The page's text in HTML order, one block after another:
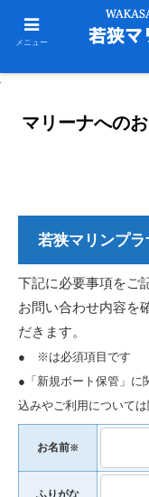
マリーナへの
若狭マリンプ
下記に必要事項をご
お問い合わせ内容を
だきます。
● ※は必須項目です
●「新規ボート保管」に
込みやご利用については
お名前※
ふりがな
メニュー